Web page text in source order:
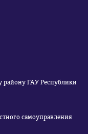
ГАУ Республики
самоуправления